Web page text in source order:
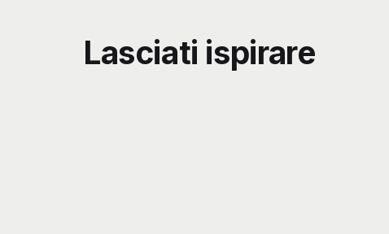
Lasciati ispirare